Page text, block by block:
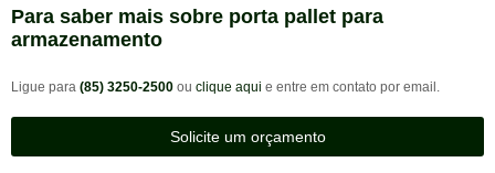
Para saber mais sobre porta pallet para
armazenamento
Ligue para (85) 3250-2500 ou clique aqui e entre em contato por email.
Solicite um orçamento